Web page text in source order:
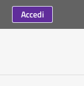
Accedi